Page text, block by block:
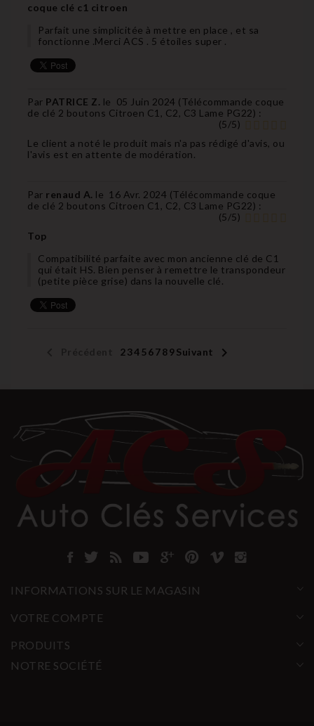
coque clé c1 citroen
Parfait une simplicitée à mettre en place , et sa
fonctionne .Merci ACS . 5 étoiles super .
Par PATRICE Z. le 05 Juin 2024 (Télécommande coque
de clé 2 boutons Citroen C1, C2, C3 Lame PG22) :
(5/5)
Le client a noté le produit mais n'a pas rédigé d'avis, ou
l'avis est en attente de modération.
Par renaud A. le 16 Avr. 2024 (Télécommande coque
de clé 2 boutons Citroen C1, C2, C3 Lame PG22) :
(5/5)
Top
Compatibilité parfaite avec mon ancienne clé de C1
qui était HS. Bien penser à remettre le transpondeur
(petite pièce grise) dans la nouvelle clé.
234 56789Suivant 
INFORMATIONS SUR LE MAGASIN
VOTRE COMPTE
PRODUITS
NOTRE SOCIÉTÉ